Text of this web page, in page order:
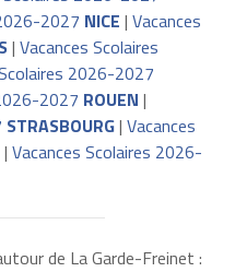
2027 NICE | Vacances
| Vacances Scolaires
2026-2027
2027 ROUEN |
STRASBOURG| Vacances
| Vacances Scolaires 2026-
de La Garde-Freinet :